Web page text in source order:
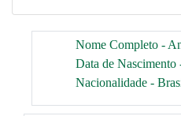
Nome Completo -
Data de Nascimento
Nacionalidade -